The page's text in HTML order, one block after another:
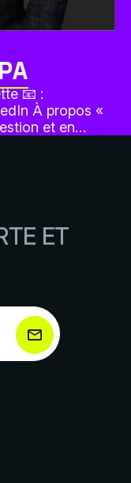
📧 :
À propos «
et en…
ET